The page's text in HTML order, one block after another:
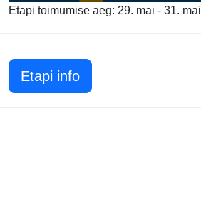
Etapi toimumise aeg: 29. mai - 31. mai
Etapi info